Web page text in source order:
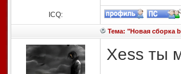
ICQ:
Тема: "Новая сборка
Xess ты